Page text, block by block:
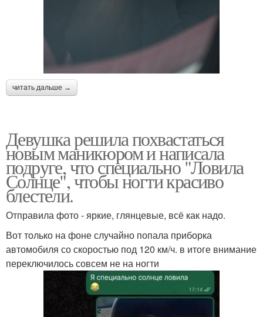
читать дальше →
Девушка решила похвастаться
новым маникюром и написала
подруге, что специально "Ловила
Солнце", чтобы ногти красиво
блестели.
Отправила фото - яркие, глянцевые, всё как надо.
Вот только на фоне случайно попала приборка
автомобиля со скоростью под 120 км/ч. в итоге внимание
переключилось совсем не на ногти